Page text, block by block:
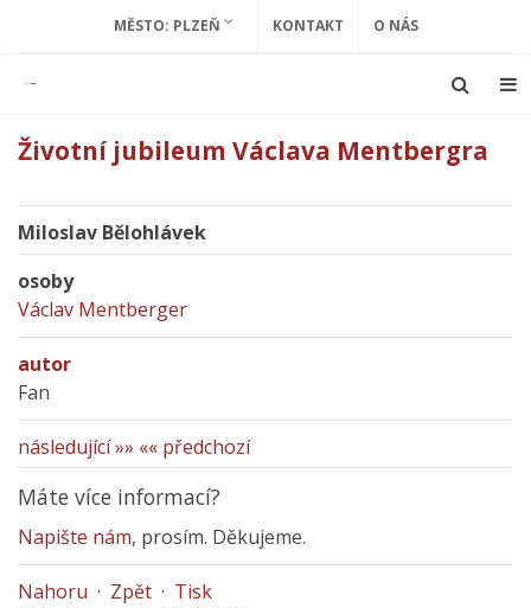
MĚSTO: PLZEŇ KONTAKT O NÁS
Životní jubileum Václava Mentbergra
Miloslav Bělohlávek
osoby
Václav Mentberger
autor
Fan
následující »» «« předchozí
Máte více informací?
Napište nám, prosím. Děkujeme.
Nahoru · Zpět · Tisk